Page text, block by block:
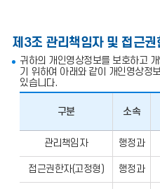
제3조 관리책임자 및 접근권
귀하의 개인영상정보를 보호하고
기 위하여 아래와 같이 개인영상정
있습니다.
책
자
구분 소속
관리책임자 행정과
접근권한자(고정형) 행정과